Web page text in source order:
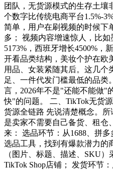
团队，无货源模式的生存土壤
个数字比传统电商平台1.5%-
简单，用户在刷视频的时候下
多； 视频内容增速惊人，比
5173%，西班牙增长4500%，
开看品类结构，美妆个护在欧
用品、女装紧随其后。这几个
足、一件代发门槛最低的品类
言，2026年不是"还能不能做"
快"的问题。 二、TikTok无货
货源全链路 先说清楚概念。
是卖家不需要自己备货、租仓
来： 选品环节：从1688、拼
选品工具，找到有爆款潜力的
（图片、标题、描述、SKU
TikTok Shop店铺； 发货环节